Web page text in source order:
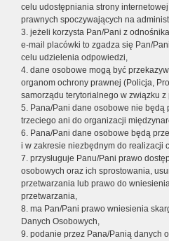
celu udostępniania strony
prawnych spoczywających na
3. jeżeli korzysta Pan/Pani z
e-mail placówki to zgadza się Pan/
celu udzielenia odpowiedzi,
4. dane osobowe mogą być
organom ochrony prawnej (Policja,
samorządu terytorialnego w związku
5. Pana/Pani dane osobowe nie będą
trzeciego ani do organizacji
6. Pana/Pani dane osobowe będą
i w zakresie niezbędnym do realizacji
7. przysługuje Panu/Pani prawo
osobowych oraz ich sprostowania,
przetwarzania lub prawo do
przetwarzania,
8. ma Pan/Pani prawo wniesienia
Danych Osobowych,
9. podanie przez Pana/Panią danych